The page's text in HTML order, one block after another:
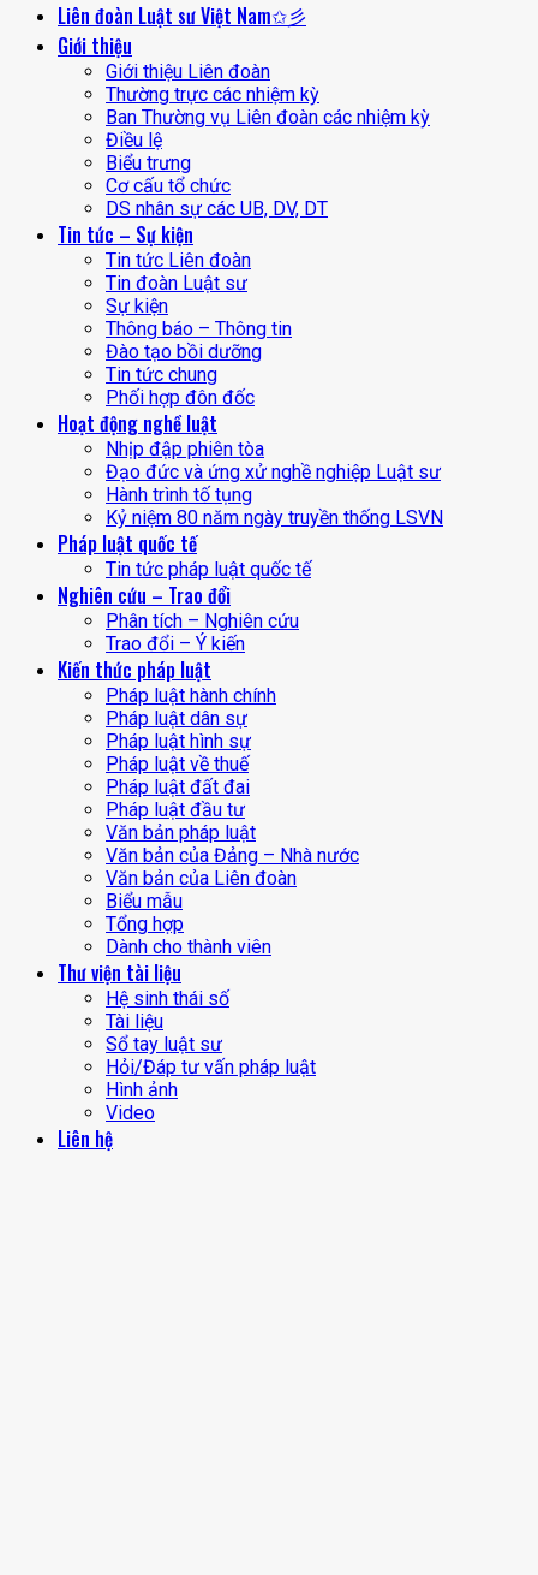
Liên đoàn Luật sư Việt Nam✩彡
Giới thiệu
Giới thiệu Liên đoàn
Thường trực các nhiệm kỳ
Ban Thường vụ Liên đoàn các nhiệm kỳ
Điều lệ
Biểu trưng
Cơ cấu tổ chức
DS nhân sự các UB, DV, DT
Tin tức – Sự kiện
Tin tức Liên đoàn
Tin đoàn Luật sư
Sự kiện
Thông báo – Thông tin
Đào tạo bồi dưỡng
Tin tức chung
Phối hợp đôn đốc
Hoạt động nghề luật
Nhịp đập phiên tòa
Đạo đức và ứng xử nghề nghiệp Luật sư
Hành trình tố tụng
Kỷ niệm 80 năm ngày truyền thống LSVN
Pháp luật quốc tế
Tin tức pháp luật quốc tế
Nghiên cứu – Trao đổi
Phân tích – Nghiên cứu
Trao đổi – Ý kiến
Kiến thức pháp luật
Pháp luật hành chính
Pháp luật dân sự
Pháp luật hình sự
Pháp luật về thuế
Pháp luật đất đai
Pháp luật đầu tư
Văn bản pháp luật
Văn bản của Đảng – Nhà nước
Văn bản của Liên đoàn
Biểu mẫu
Tổng hợp
Dành cho thành viên
Thư viện tài liệu
Hệ sinh thái số
Tài liệu
Sổ tay luật sư
Hỏi/Đáp tư vấn pháp luật
Hình ảnh
Video
Liên hệ